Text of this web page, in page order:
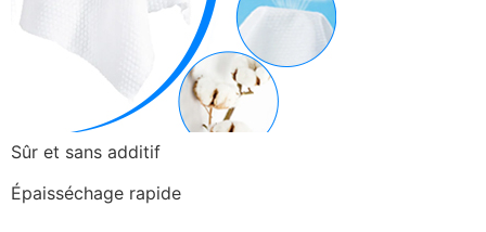
Sûr et sans additif
Épaisséchage rapide